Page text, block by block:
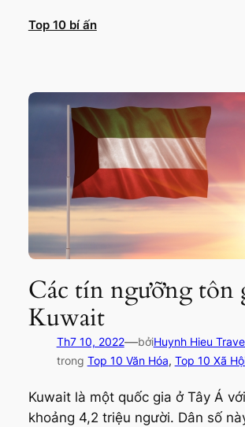
dung
Top 10 bí ấn
Các tín ngưỡng tôn
Kuwait
Th7 10, 2022—bởiHuynh Hieu
trong Top 10 Văn Hóa, Top 10 Xã
Kuwait là một quốc gia ở Tây Á
khoảng 4,2 triệu người. Dân số